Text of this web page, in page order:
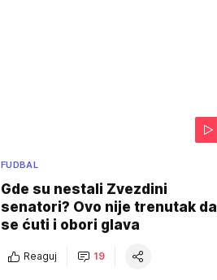
FUDBAL
Gde su nestali Zvezdini
senatori? Ovo nije trenutak da
se ćuti i obori glava
Reaguj 19